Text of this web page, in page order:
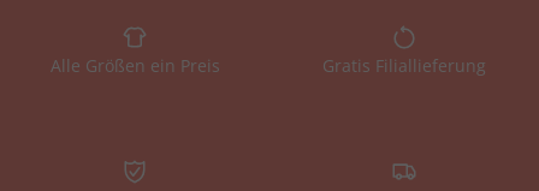
Alle Größen ein Preis Gratis Filiallieferung